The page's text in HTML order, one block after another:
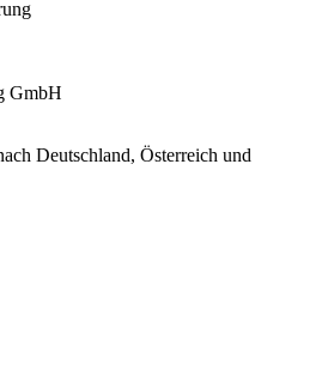
GmbH
Deutschland, Österreich und